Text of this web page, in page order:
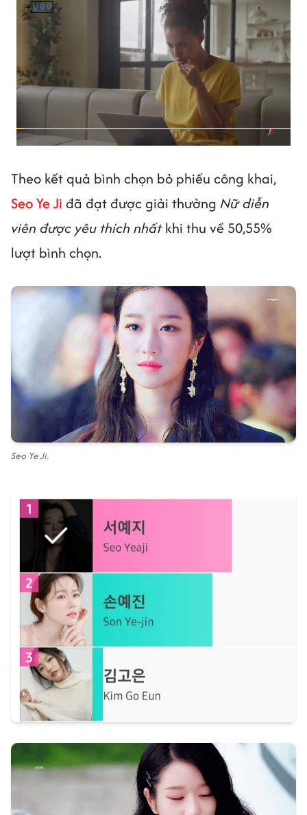
Theo kết quả bình chọn bỏ phiếu công khai,
Seo Ye Ji đã đạt được giải thưởng Nữ diễn
viên được yêu thích nhấtkhi thu về 50,55%
lượt bình chọn.
Seo Ye Ji.